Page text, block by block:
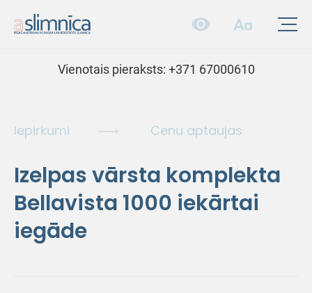
Vienotais pieraksts: +371 67000610
Iepirkumi Cenu aptaujas
Izelpas vārsta komplekta
Bellavista 1000 iekārtai
iegāde